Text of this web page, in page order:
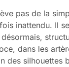
pas de la
inattendu. Il
dans les
des silhouettes